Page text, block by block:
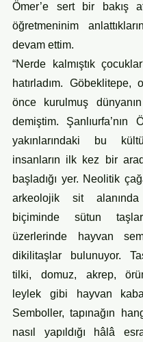
Ömer’e sert bir bakış
öğretmeninim
devam ettim.
“Nerde kalmıştık
hatırladım. Göbeklitepe,
önce kurulmuş
demiştim. Şanlıurfa’nın
yakınlarındaki bu
insanların ilk kez bir
başladığı yer. Neolitik
arkeolojik sit
biçiminde sütun
üzerlerinde hayvan
dikilitaşlar bulunuyor.
tilki, domuz, akrep,
leylek gibi hayvan
Semboller, tapınağın
nasıl yapıldığı hâlâ